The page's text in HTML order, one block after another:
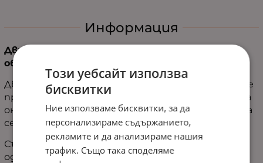
Информация
Двулицево одеяло „Ноа“ - уют, който те
обгръща навсякъде
Двулицево одеяло „Ноа“ е създадено за вечерите
пред телевизора, за почивката на дивана или за
онези тихи моменти, в които искаш просто да
се отпуснеш.
Съчетавайки мек микрофибър и пухкава шерпа,
одеялото предлага две различни усещания в
Този уебсайт използва
бисквитки
Ние използваме бисквитки, за да
персонализираме съдържанието,
рекламите и да анализираме нашия
трафик. Също така споделяме